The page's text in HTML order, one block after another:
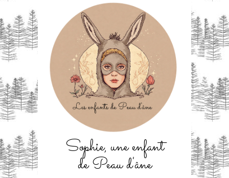
Sophie, une enfant
de Peau d'âne